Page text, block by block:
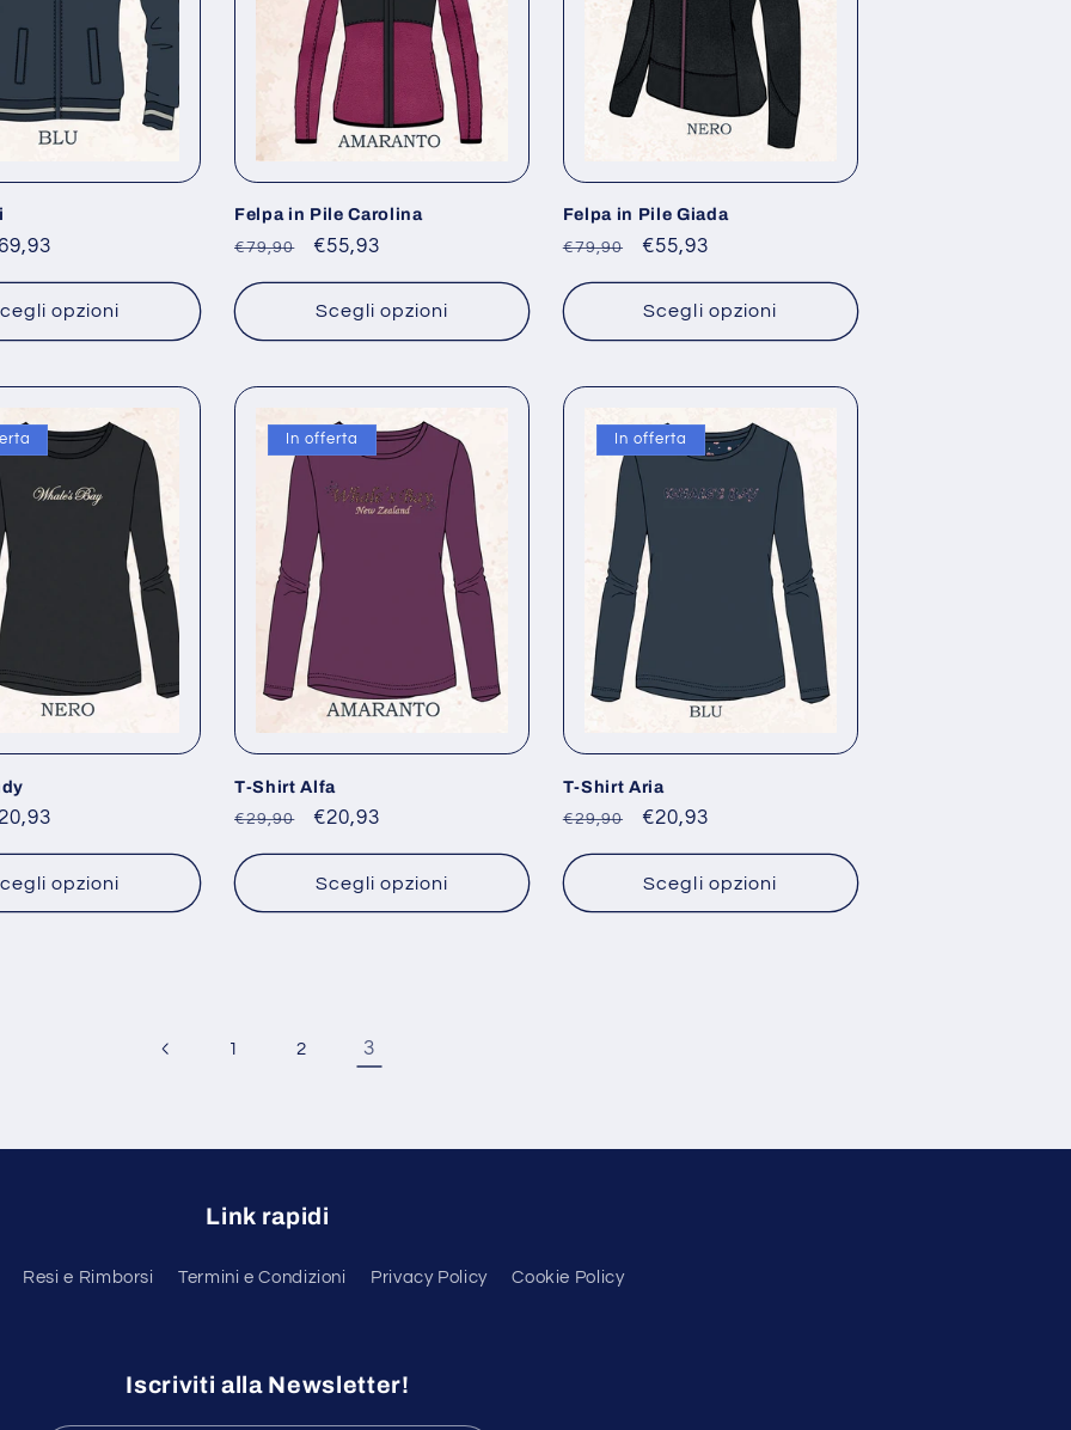
opzioni
Felpa in Pile Carolina
Prezzo
listino
€79,90
Prezzo
€55,93
Scegli opzioni
Felpa in Pile Giada
Prezzo
listino
€79,90
Prezzo
€55,93
Scegli opzioni
opzioni
In offerta
T-Shirt Alfa
Prezzo
listino
€29,90
Prezzo
€20,93
Scegli opzioni
In offerta
T-Shirt Aria
Prezzo
listino
€29,90
Prezzo
€20,93
Scegli opzioni
1 2 3
Link rapidi
Resi e Rimborsi Termini e Condizioni Privacy Policy Cookie Policy
Iscriviti alla Newsletter!